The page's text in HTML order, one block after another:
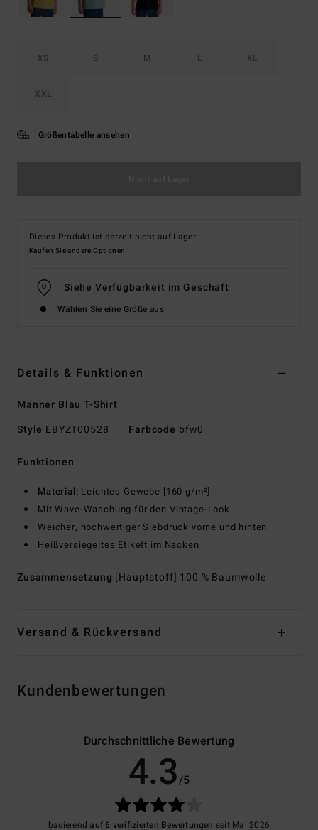
XS S M L XL
XXL
Größentabelle ansehen
Dieses Produkt ist derzeit nicht auf Lager.
Kaufen Sie andere Optionen
Siehe Verfügbarkeit im Geschäft
Wählen Sie eine Größe aus
Details & Funktionen
Männer Blau T-Shirt
Style EBYZT00528 Farbcode bfw0
Funktionen
Material: Leichtes Gewebe [160 g/m²]
Mit Wave-Waschung für den Vintage-Look
Weicher, hochwertiger Siebdruck vorne und hinten
Heißversiegeltes Etikett im Nacken
Zusammensetzung [Hauptstoff] 100 % Baumwolle
Versand & Rückversand
Kundenbewertungen
Durchschnittliche Bewertung
4.3/5
basierend auf 6 verifizierten Bewertungen seit Mai 2026